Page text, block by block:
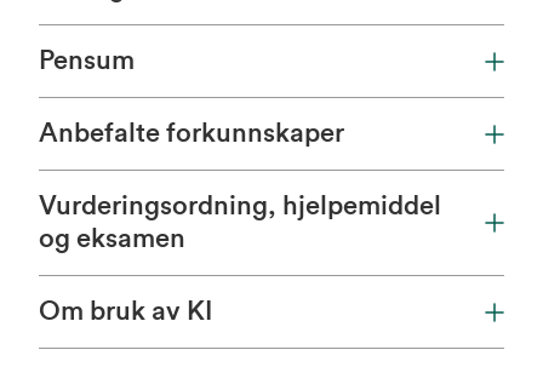
Pensum
Anbefalte forkunnskaper
Vurderingsordning, hjelpemiddel
og eksamen
Om bruk av KI